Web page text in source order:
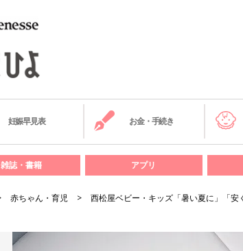
妊娠早見表 お金・手続き
雑誌・書籍 アプリ
赤ちゃん・育児 西松屋ベビー・キッズ「暑い夏に」「